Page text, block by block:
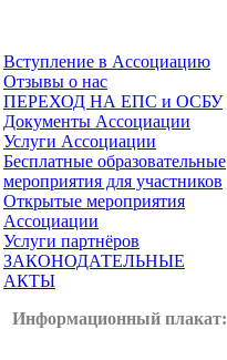
Вступление в Ассоциацию
Отзывы о нас
ПЕРЕХОД НА ЕПС и ОСБУ
Документы Ассоциации
Услуги Ассоциации
Бесплатные образовательные
мероприятия для участников
Открытые мероприятия
Ассоциации
Услуги партнёров
ЗАКОНОДАТЕЛЬНЫЕ
АКТЫ
Информационный плакат: